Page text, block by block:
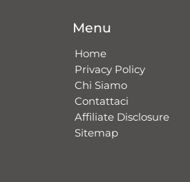
Menu
Home
Privacy Policy
Chi Siamo
Contattaci​
Affiliate Disclosure
Sitemap